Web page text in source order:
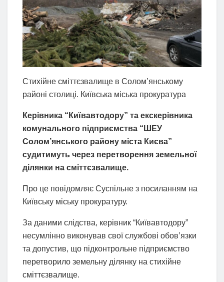
Стихійне сміттєзвалище в Солом’янському
районі столиці. Київська міська прокуратура
Керівника “Київавтодору” та екскерівника
комунального підприємства “ШЕУ
Солом’янського району міста Києва”
судитимуть через перетворення земельної
ділянки на сміттєзвалище.
Про це повідомляє Суспільне з посиланням на
Київську міську прокуратуру.
За даними слідства, керівник “Київавтодору”
несумлінно виконував свої службові обов’язки
та допустив, що підконтрольне підприємство
перетворило земельну ділянку на стихійне
сміттєзвалище.